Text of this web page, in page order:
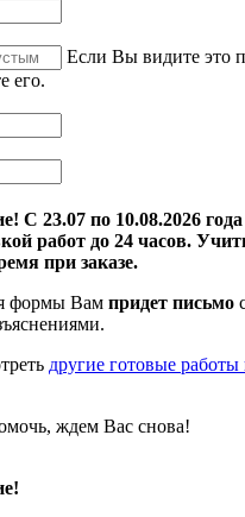
Если Вы видите это
его.
С 23.07 по 10.08.2026
работ до 24 часов.
при заказе.
формы Вам придет письмо
другие готовые работы
ждем Вас снова!